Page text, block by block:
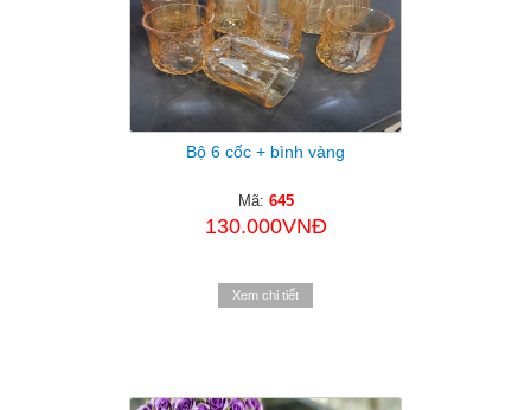
Bộ 6 cốc + bình vàng
Mã: 645
130.000VNĐ
Xem chi tiết